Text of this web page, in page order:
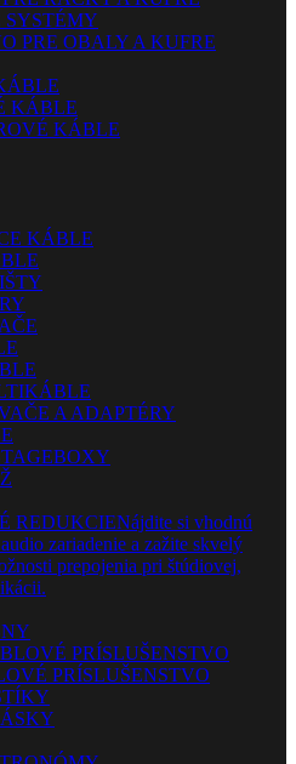
SYSTÉMY
PRE OBALY A KUFRE
KÁBLE
KÁBLE
KÁBLE
A ADAPTÉRY
REDUKCIENájdite si vhodnú
zariadenie a zažite skvelý
prepojenia pri štúdiovej,
PRÍSLUŠENSTVO
PRÍSLUŠENSTVO